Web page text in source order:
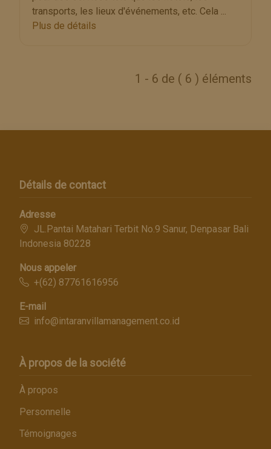
transports, les lieux d'événements, etc. Cela ...
Plus de détails
1 - 6 de ( 6 ) éléments
Détails de contact
Adresse
JL.Pantai Matahari Terbit No.9 Sanur, Denpasar Bali
Indonesia 80228
Nous appeler
+(62) 87761616956
E-mail
info@intaranvillamanagement.co.id
À propos de la société
À propos
Personnelle
Témoignages